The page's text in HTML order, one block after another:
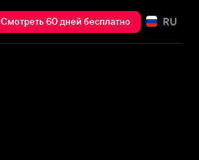
Смотреть 60 дней бесплатно RU